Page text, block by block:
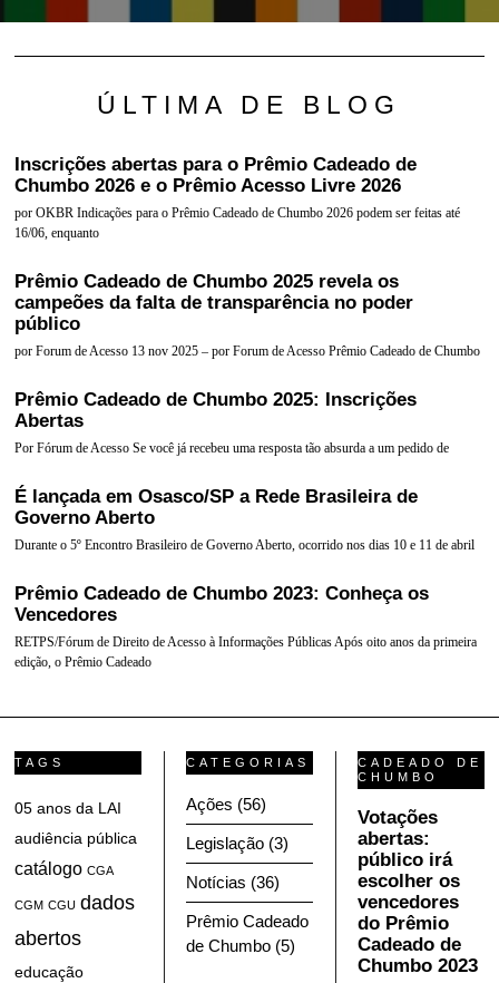
ÚLTIMA DE BLOG
Inscrições abertas para o Prêmio Cadeado de
Chumbo 2026 e o Prêmio Acesso Livre 2026
por OKBR Indicações para o Prêmio Cadeado de Chumbo 2026 podem ser feitas até
16/06, enquanto
Prêmio Cadeado de Chumbo 2025 revela os
campeões da falta de transparência no poder
público
por Forum de Acesso 13 nov 2025 – por Forum de Acesso Prêmio Cadeado de Chumbo
Prêmio Cadeado de Chumbo 2025: Inscrições
Abertas
Por Fórum de Acesso Se você já recebeu uma resposta tão absurda a um pedido de
É lançada em Osasco/SP a Rede Brasileira de
Governo Aberto
Durante o 5º Encontro Brasileiro de Governo Aberto, ocorrido nos dias 10 e 11 de abril
Prêmio Cadeado de Chumbo 2023: Conheça os
Vencedores
RETPS/Fórum de Direito de Acesso à Informações Públicas Após oito anos da primeira
edição, o Prêmio Cadeado
TAGS
05 anos da LAI
audiência pública
catálogo CGA
CGM CGU dados
abertos
educação
CATEGORIAS
Ações (56)
Legislação (3)
Notícias (36)
Prêmio Cadeado
de Chumbo (5)
CADEADO DE
CHUMBO
Votações
abertas:
público irá
escolher os
vencedores
do Prêmio
Cadeado de
Chumbo 2023